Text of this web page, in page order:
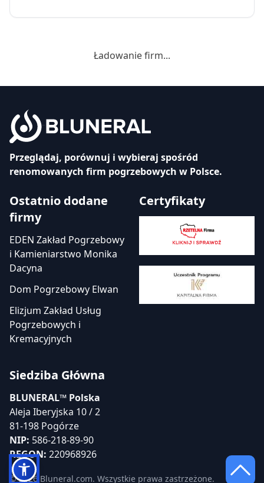
Ładowanie firm...
Przeglądaj, porównuj i wybieraj spośród
renomowanych firm pogrzebowych w Polsce.
Ostatnio dodane
firmy
EDEN Zakład Pogrzebowy
i Kamieniarstwo Monika
Dacyna
Dom Pogrzebowy Elwan
Elizjum Zakład Usług
Pogrzebowych i
Kremacyjnych
Certyfikaty
Siedziba Główna
BLUNERAL™ Polska
Aleja Iberyjska 10 / 2
81-198 Pogórze
NIP: 586-218-89-90
REGON: 220968926
© 2026 Bluneral.com. Wszystkie prawa zastrzeżone.